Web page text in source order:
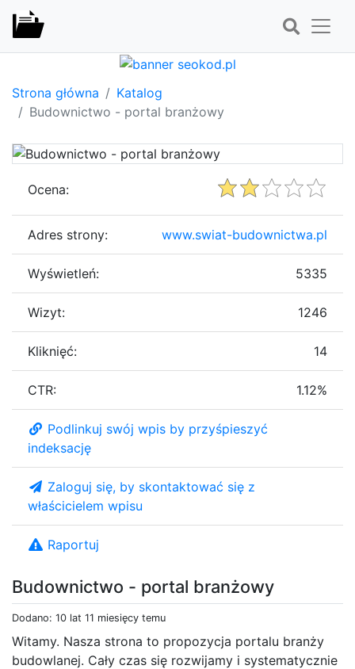
Strona główna
Katalog
Budownictwo - portal branżowy
Budownictwo - portal branżowy
Dodano: 10 lat 11 miesięcy temu
Witamy. Nasza strona to propozycja portalu branży
budowlanej. Cały czas się rozwijamy i systematycznie
Ocena:
Adres strony: www.swiat-budownictwa.pl
Wyświetleń: 5335
Wizyt: 1246
Kliknięć: 14
CTR: 1.12%
Podlinkuj swój wpis by przyśpieszyć
indeksację
Zaloguj się, by skontaktować się z
właścicielem wpisu
Raportuj